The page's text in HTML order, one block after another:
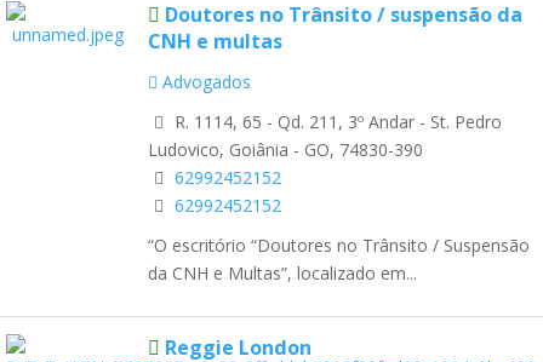
Doutores no Trânsito / suspensão da
CNH e multas
Advogados
R. 1114, 65 - Qd. 211, 3º Andar - St. Pedro
Ludovico, Goiânia - GO, 74830-390
62992452152
62992452152
“O escritório “Doutores no Trânsito / Suspensão
da CNH e Multas”, localizado em...
Reggie London